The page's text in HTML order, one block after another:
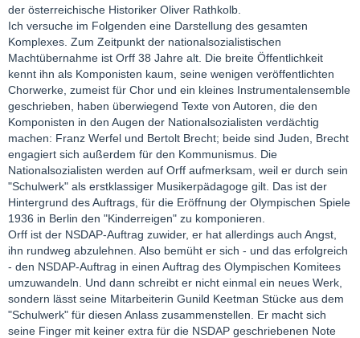
der österreichische Historiker Oliver Rathkolb.
Ich versuche im Folgenden eine Darstellung des gesamten
Komplexes. Zum Zeitpunkt der nationalsozialistischen
Machtübernahme ist Orff 38 Jahre alt. Die breite Öffentlichkeit
kennt ihn als Komponisten kaum, seine wenigen veröffentlichten
Chorwerke, zumeist für Chor und ein kleines Instrumentalensemble
geschrieben, haben überwiegend Texte von Autoren, die den
Komponisten in den Augen der Nationalsozialisten verdächtig
machen: Franz Werfel und Bertolt Brecht; beide sind Juden, Brecht
engagiert sich außerdem für den Kommunismus. Die
Nationalsozialisten werden auf Orff aufmerksam, weil er durch sein
"Schulwerk" als erstklassiger Musikerpädagoge gilt. Das ist der
Hintergrund des Auftrags, für die Eröffnung der Olympischen Spiele
1936 in Berlin den "Kinderreigen" zu komponieren.
Orff ist der NSDAP-Auftrag zuwider, er hat allerdings auch Angst,
ihn rundweg abzulehnen. Also bemüht er sich - und das erfolgreich
- den NSDAP-Auftrag in einen Auftrag des Olympischen Komitees
umzuwandeln. Und dann schreibt er nicht einmal ein neues Werk,
sondern lässt seine Mitarbeiterin Gunild Keetman Stücke aus dem
"Schulwerk" für diesen Anlass zusammenstellen. Er macht sich
seine Finger mit keiner extra für die NSDAP geschriebenen Note